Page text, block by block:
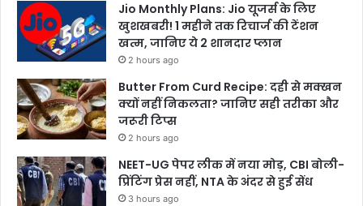
Jio Monthly Plans: Jio यूजर्स के लिए
खुशखबरी! 1 महीने तक रिचार्ज की टेंशन
खत्म, जानिए ये 2 शानदार प्लान
2 hours ago
Butter From Curd Recipe: दही से मक्खन
क्यों नहीं निकलता? जानिए सही तरीका और
जरूरी टिप्स
2 hours ago
NEET-UG पेपर लीक में नया मोड़, CBI बोली-
प्रिंटिंग प्रेस नहीं, NTA के अंदर से हुई सेंध
3 hours ago